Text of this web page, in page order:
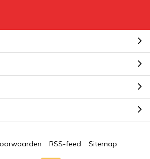
RSS-feed Sitemap